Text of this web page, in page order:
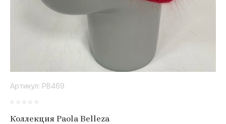
Артикул: PB469
Коллекция Paola Belleza